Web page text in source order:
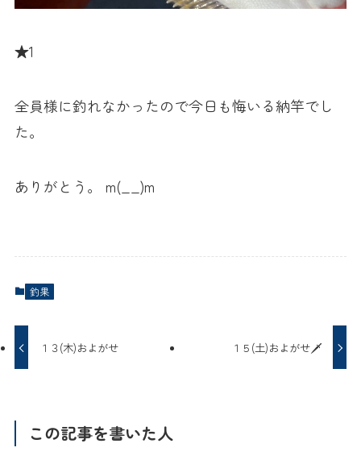
★1
全員様に釣れなかったので今日も悔いる納竿でし
た。
ありがとう。 m(__)m
釣果
１３(木)およがせ １５(土)およがせ🗡️
この記事を書いた人